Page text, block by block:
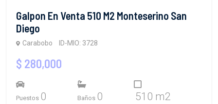
Galpon En Venta 510 M2 Monteserino San
Diego
Carabobo ID-MIO: 3728
$ 280,000
Puestos 0 Baños 0 510 m2